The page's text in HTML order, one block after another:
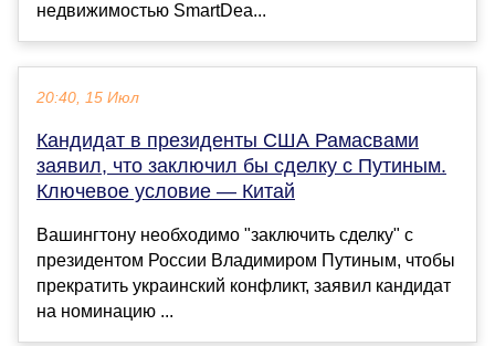
недвижимостью SmartDea...
20:40, 15 Июл
Кандидат в президенты США Рамасвами
заявил, что заключил бы сделку с Путиным.
Ключевое условие — Китай
Вашингтону необходимо "заключить сделку" с
президентом России Владимиром Путиным, чтобы
прекратить украинский конфликт, заявил кандидат
на номинацию ...